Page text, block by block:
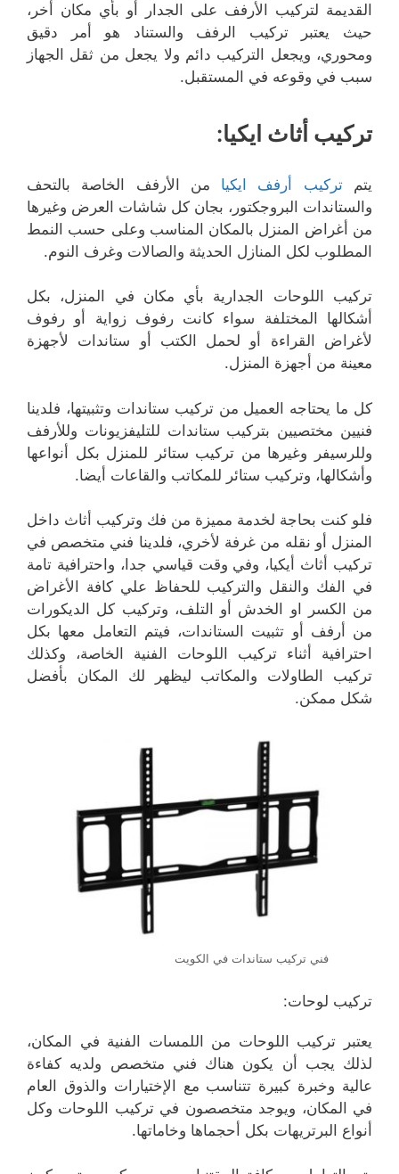
القديمة لتركيب الأرفف على الجدار أو بأي مكان أخر،
حيث يعتبر تركيب الرفف والستناد هو أمر دقيق
ومحوري، ويجعل التركيب دائم ولا يجعل من ثقل الجهاز
سبب في وقوعه في المستقبل.
تركيب أثاث ايكيا:
يتم تركيب أرفف ايكيا من الأرفف الخاصة بالتحف
والستاندات البروجكتور، بجان كل شاشات العرض وغيرها
من أغراض المنزل بالمكان المناسب وعلى حسب النمط
المطلوب لكل المنازل الحديثة والصالات وغرف النوم.
تركيب اللوحات الجدارية بأي مكان في المنزل، بكل
أشكالها المختلفة سواء كانت رفوف زواية أو رفوف
لأغراض القراءة أو لحمل الكتب أو ستاندات لأجهزة
معينة من أجهزة المنزل.
كل ما يحتاجه العميل من تركيب ستاندات وتثبيتها، فلدينا
فنيين مختصيين بتركيب ستاندات للتليفزيونات وللأرفف
وللرسيفر وغيرها من تركيب ستائر للمنزل بكل أنواعها
وأشكالها، وتركيب ستائر للمكاتب والقاعات أيضا.
فلو كنت بحاجة لخدمة مميزة من فك وتركيب أثاث داخل
المنزل أو نقله من غرفة لأخري، فلدينا فني متخصص في
تركيب أثاث أيكيا، وفي وقت قياسي جدا، واحترافية تامة
في الفك والنقل والتركيب للحفاظ علي كافة الأغراض
من الكسر او الخدش أو التلف، وتركيب كل الديكورات
من أرفف أو تثبيت الستاندات، فيتم التعامل معها بكل
احترافية أثناء تركيب اللوحات الفنية الخاصة، وكذلك
تركيب الطاولات والمكاتب ليظهر لك المكان بأفضل
شكل ممكن.
فني تركيب ستاندات في الكويت
تركيب لوحات:
يعتبر تركيب اللوحات من اللمسات الفنية في المكان،
لذلك يجب أن يكون هناك فني متخصص ولديه كفاءة
عالية وخبرة كبيرة تتناسب مع الإختيارات والذوق العام
في المكان، ويوجد متخصصون في تركيب اللوحات وكل
أنواع البرتريهات بكل أحجماها وخاماتها.